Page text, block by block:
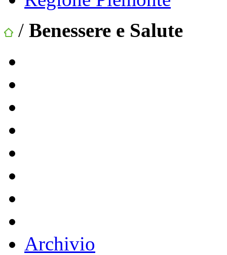
/ Benessere e Salute
Archivio